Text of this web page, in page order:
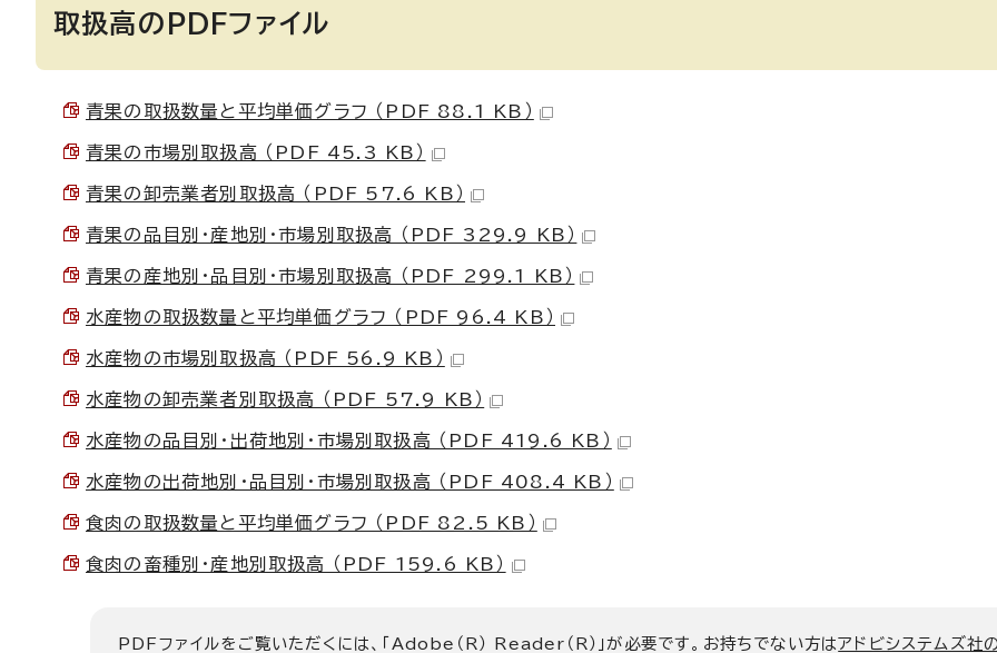
取扱高のPDFファイル
青果の取扱数量と平均単価グラフ （PDF 88.1 KB）
青果の市場別取扱高 （PDF 45.3 KB）
青果の卸売業者別取扱高 （PDF 57.6 KB）
青果の品目別・産地別・市場別取扱高 （PDF 329.9 KB）
青果の産地別・品目別・市場別取扱高 （PDF 299.1 KB）
水産物の取扱数量と平均単価グラフ （PDF 96.4 KB）
水産物の市場別取扱高 （PDF 56.9 KB）
水産物の卸売業者別取扱高 （PDF 57.9 KB）
水産物の品目別・出荷地別・市場別取扱高 （PDF 419.6 KB）
水産物の出荷地別・品目別・市場別取扱高 （PDF 408.4 KB）
食肉の取扱数量と平均単価グラフ （PDF 82.5 KB）
食肉の畜種別・産地別取扱高 （PDF 159.6 KB）
PDFファイルをご覧いただくには、「Adobe（R） Reader（R）」が必要です。お持ちでない方はアドビシステムズ社